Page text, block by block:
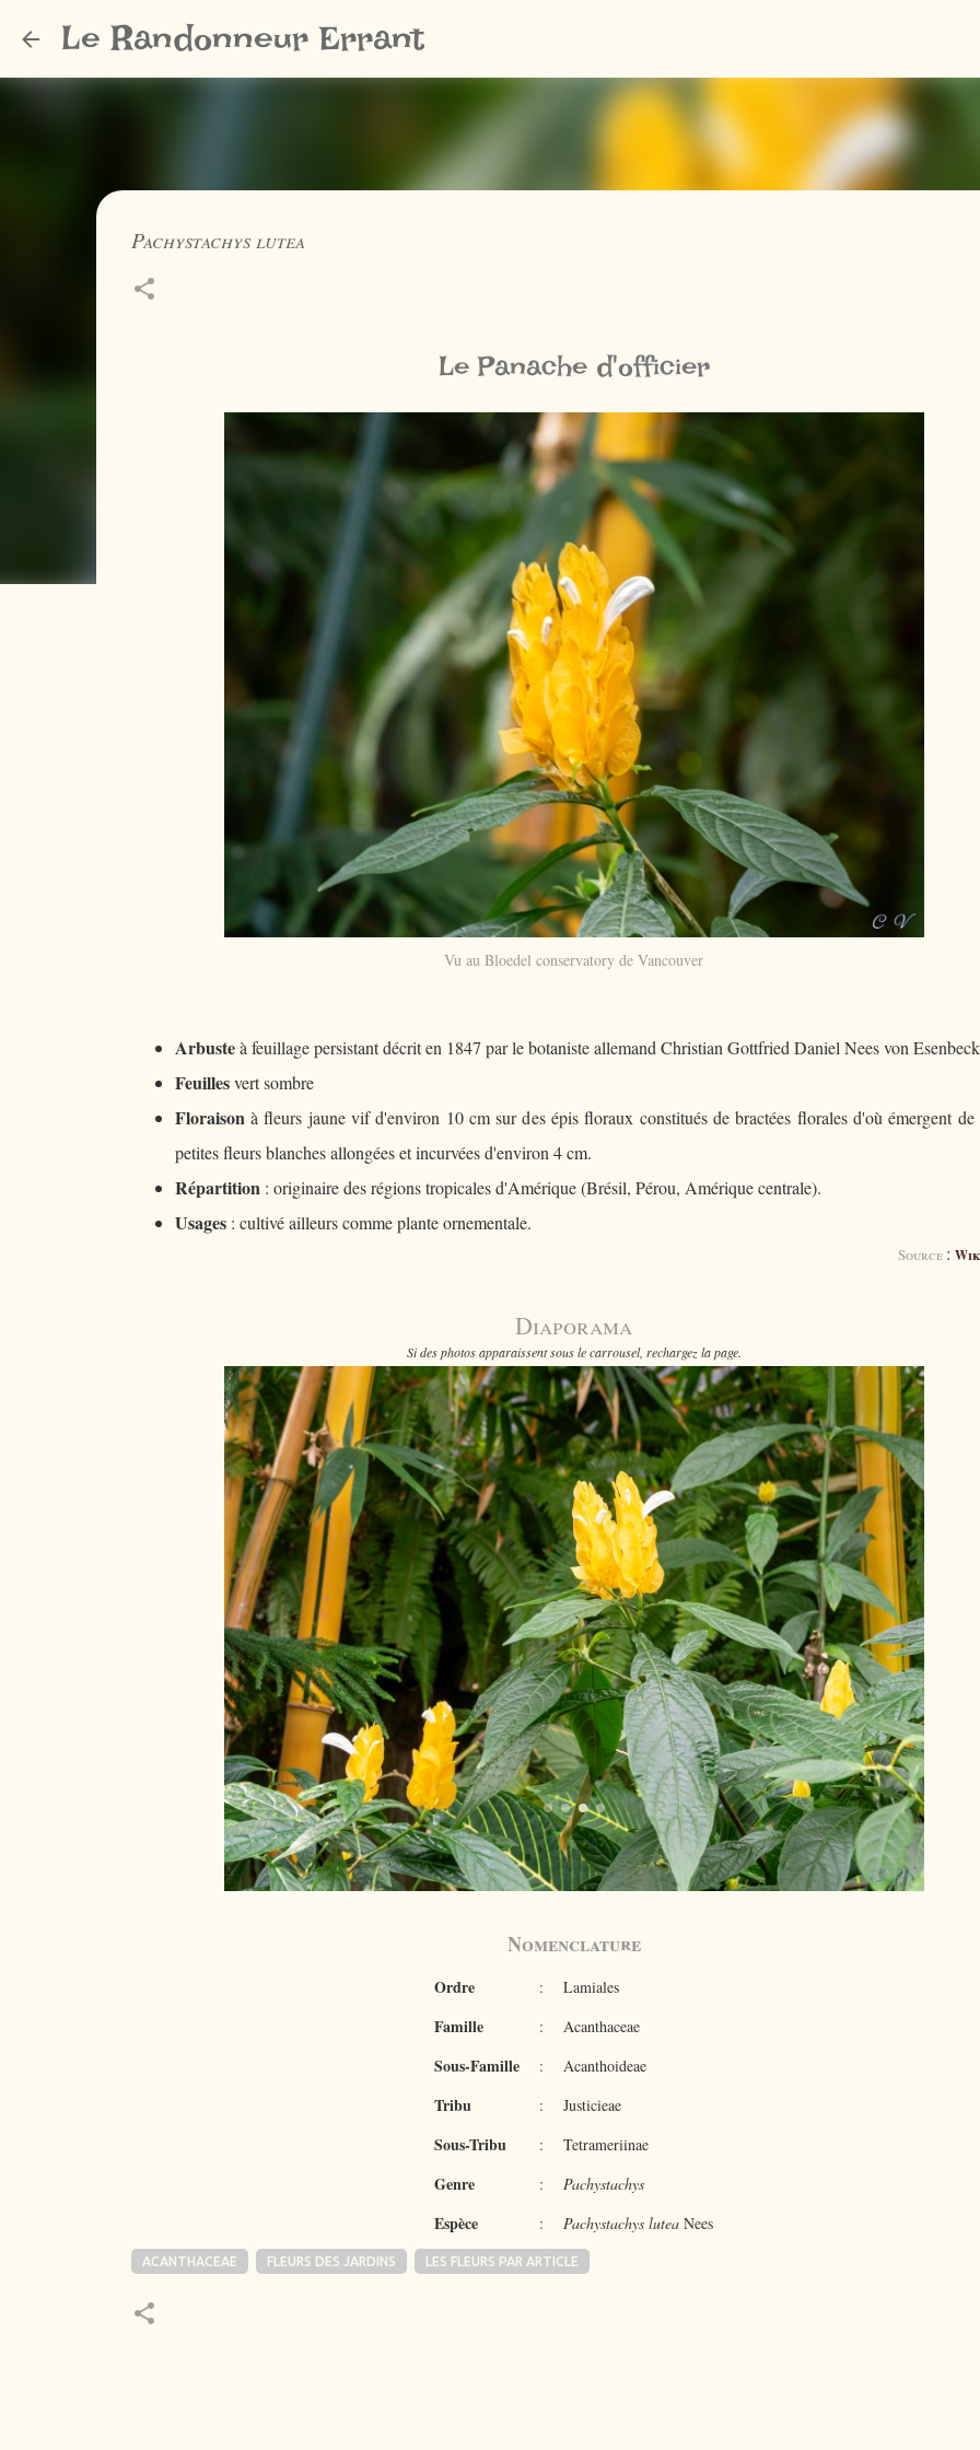
Le Randonneur Errant
Pachystachys lutea
Le Panache d'officier
Vu au Bloedel conservatory de Vancouver
Arbusteà feuillage persistant décrit en 1847 par le botaniste allemand Christian Gottfried Daniel Nees von
Feuillesvert sombre
Floraison à fleurs jaune vif d'environ 10 cm sur des épis floraux constitués de bractées florales d'où émergent de
petites fleurs blanches allongées et incurvées d'environ 4 cm.
Répartition : originaire des régions tropicales d'Amérique (Brésil, Pérou, Amérique centrale).
Usages: cultivé ailleurs comme plante ornementale.
Source :
Diaporama
Si des photos apparaissent sous le carrousel, rechargez la page.
Nomenclature
Ordre : Lamiales
Famille : Acanthaceae
Sous-Famille : Acanthoideae
Tribu : Justicieae
Sous-Tribu : Tetrameriinae
Genre : Pachystachys
Espèce : Pachystachys lutea Nees
ACANTHACEAE FLEURS DES JARDINS LES FLEURS PAR ARTICLE